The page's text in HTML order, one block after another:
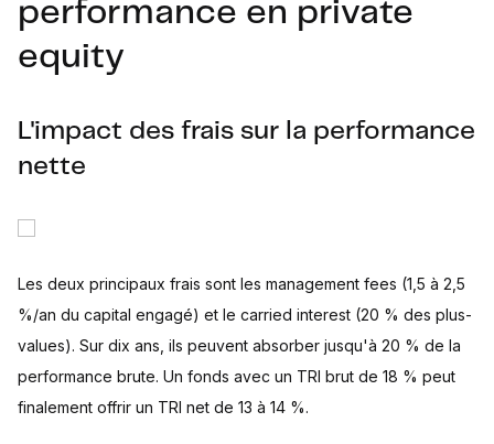
performance en private
equity
L'impact des frais sur la performance
nette
Les deux principaux frais sont les management fees (1,5 à 2,5
%/an du capital engagé) et le carried interest (20 % des plus-
values). Sur dix ans, ils peuvent absorber jusqu'à 20 % de la
performance brute. Un fonds avec un TRI brut de 18 % peut
finalement offrir un TRI net de 13 à 14 %.